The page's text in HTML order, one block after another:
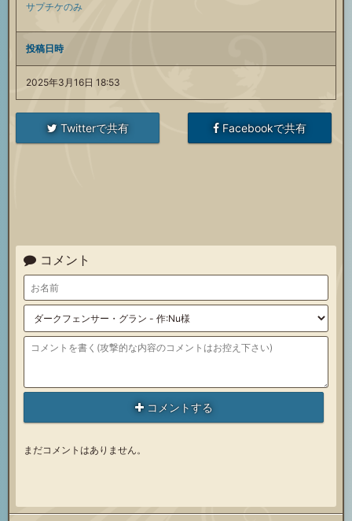
サプチケのみ
投稿日時
2025年3月16日 18:53
Twitterで共有 Facebookで共有
コメント
コメントする
まだコメントはありません。